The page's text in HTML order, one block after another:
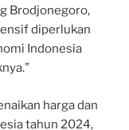
Brodjonegoro,
diperlukan
Indonesia
harga dan
tahun 2024,